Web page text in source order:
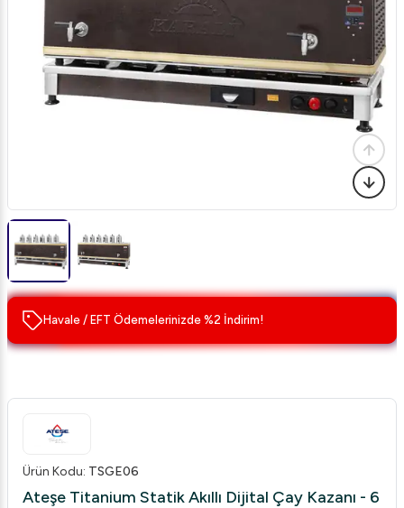
Havale / EFT Ödemelerinizde %2 İndirim!
Ürün Kodu: TSGE06
Ateşe Titanium Statik Akıllı Dijital Çay Kazanı - 6